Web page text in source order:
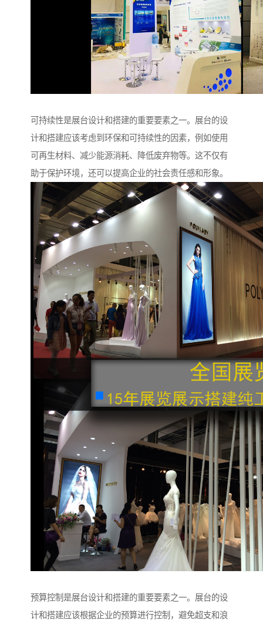
可持续性是展台设计和搭建的重要要素之一。展台的设
计和搭建应该考虑到环保和可持续性的因素，例如使用
可再生材料、减少能源消耗、降低废弃物等。这不仅有
助于保护环境，还可以提高企业的社会责任感和形象。
预算控制是展台设计和搭建的重要要素之一。展台的设
计和搭建应该根据企业的预算进行控制，避免超支和浪